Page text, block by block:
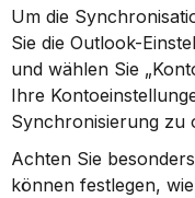
Um die
Sie die Outlook-
und wählen Sie
Ihre
Synchronisierung zu
Achten Sie
können festlegen,